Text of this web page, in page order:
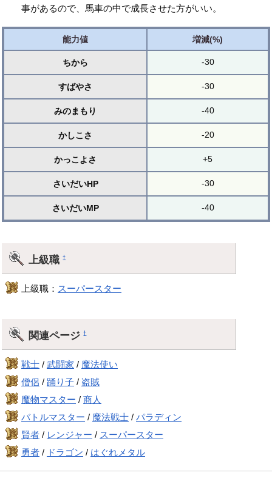
事があるので、馬車の中で成長させた方がいい。
能力値 増減(%)
ちから -30
すばやさ -30
みのまもり -40
かしこさ -20
かっこよさ +5
さいだいHP -30
さいだいMP -40
上級職†
上級職： スーパースター
関連ページ†
戦士 /武闘家 / 魔法使い
僧侶 / 踊り子 / 盗賊
魔物マスター /商人
バトルマスター / 魔法戦士 /パラディン
賢者 / レンジャー / スーパースター
勇者 / ドラゴン / はぐれメタル